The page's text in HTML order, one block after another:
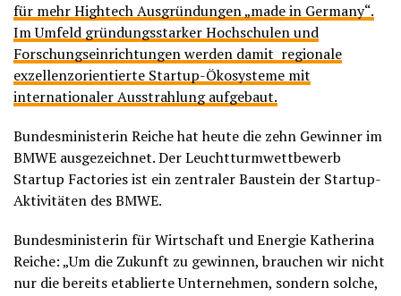
für mehr Hightech Ausgründungen „made in Germany“.
Im Umfeld gründungsstarker Hochschulen und
Forschungseinrichtungen werden damit regionale
exzellenzorientierte Startup-Ökosysteme mit
internationaler Ausstrahlung aufgebaut.
Bundesministerin Reiche hat heute die zehn Gewinner im
BMWE ausgezeichnet. Der Leuchtturmwettbewerb
Startup Factories ist ein zentraler Baustein der Startup-
Aktivitäten des BMWE.
Bundesministerin für Wirtschaft und Energie Katherina
Reiche: „Um die Zukunft zu gewinnen, brauchen wir nicht
nur die bereits etablierte Unternehmen, sondern solche,